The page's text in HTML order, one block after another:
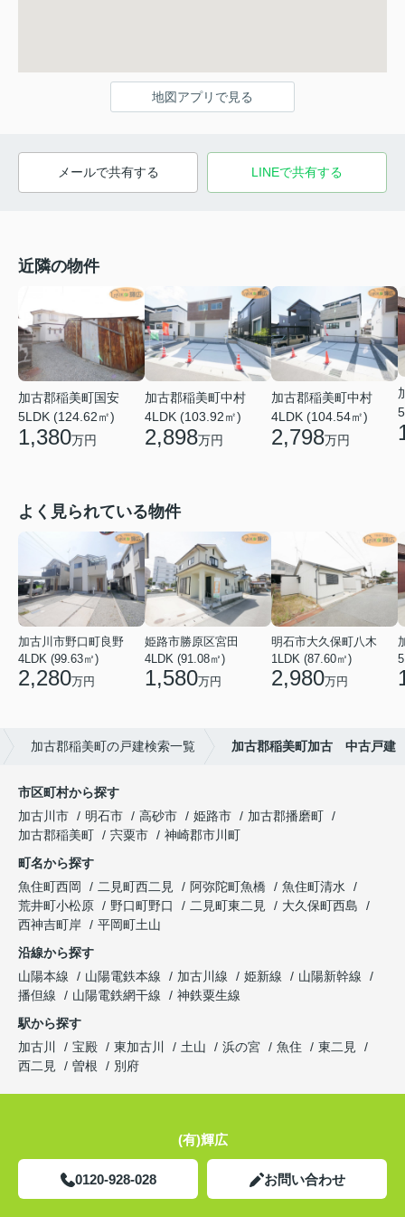
地図アプリで見る
メールで共有する LINEで共有する
近隣の物件
加古郡稲美町国安
5LDK (124.62㎡)
1,380万円
加古郡稲美町中村
4LDK (103.92㎡)
2,898万円
加古郡稲美町中村
4LDK (104.54㎡)
2,798万円
よく見られている物件
加古川市野口町良野
4LDK (99.63㎡)
2,280万円
姫路市勝原区宮田
4LDK (91.08㎡)
1,580万円
明石市大久保町八木
1LDK (87.60㎡)
2,980万円
加古郡稲美町の戸建検索一覧 加古郡稲美町加古 中古戸建
市区町村から探す
加古川市
明石市 高砂市 姫路市
加古郡播磨町
加古郡稲美町
宍粟市
神崎郡市川町
町名から探す
魚住町西岡
二見町西二見 阿弥陀町魚橋
魚住町清水
荒井町小松原
野口町野口 二見町東二見
大久保町西島
西神吉町岸
平岡町土山
沿線から探す
山陽本線
山陽電鉄本線 加古川線 姫新線
山陽新幹線
播但線
山陽電鉄網干線
神鉄粟生線
駅から探す
加古川
宝殿 東加古川 土山 浜の宮 魚住
東二見
西二見
曽根 別府
(有)輝広
0120-928-028 お問い合わせ